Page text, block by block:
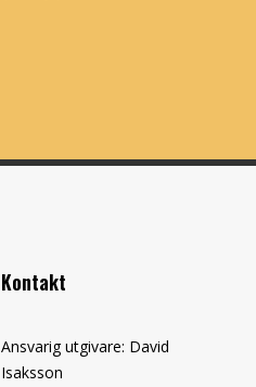
Kontakt
Ansvarig utgivare: David
Isaksson